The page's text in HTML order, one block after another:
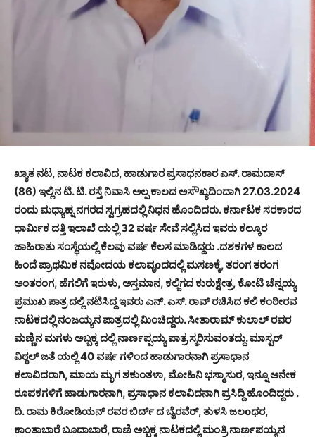
ಖ್ಯಾತ ನಟ, ನಾಟಕ ಕಲಾವಿದ, ಹಾಡುಗಾರ ಪ್ರಸಾಧನಕಾರ ಎಸ್. ರಾಮದಾಸ್
(86) ಇಲ್ಲಿನ ಟಿ. ಟಿ. ರಸ್ತೆ ನಿವಾಸಿ ಅಲ್ಪ ಕಾಲದ ಅಸೌಖ್ಯದಿಂದಾಗಿ 27.03.2024
ರಂದು ಮಧ್ಯಾಹ್ನ ನಗರದ ಸ್ವಗ್ರಹದಲ್ಲಿ ನಿಧನ ಹೊಂದಿದರು. ಕರ್ನಾಟಕ ಸರಕಾರದ
ಧಾರ್ಮಿಕ ದತ್ತಿ ಇಲಾಖೆ ಯಲ್ಲಿ 32 ವರ್ಷ ಸೇವೆ ಸಲ್ಲಿಸಿದ ಇವರು ಕಲ್ಕೂರ
ಜಾಹಿರಾತು ಸಂಸ್ಥೆಯಲ್ಲಿ ಕೆಲವು ವರ್ಷ ಕೆಲಸ ಮಾಡಿದ್ದರು .ದಶಕಗಳ ಕಾಲದ
ಹಿಂದೆ ಪ್ರಾಥಮಿಕ ನವೋದಯ ಕಲಾವೃoದದಲ್ಲಿ ಮಸಣಕ್ಕೆ, ತರಂಗ ತರಂಗ
ಅಂತರಂಗ, ಹೆಗಲಿಗೆ ಇರುಳು, ಅಸ್ತಮಾನ, ಕಲ್ಜಿಗದ ಕುರುಕ್ಷೇತ್ರ, ಕೋಟಿ ಚೆನ್ನಯ್ಯ
ಪ್ರಮುಖ ಪಾತ್ರ ದಲ್ಲಿ ನಟಿಸಿದ್ದ ಇವರು ಎನ್. ಎಸ್. ರಾವ್ ರಚಿಸಿದ ಕಲಿ ಕಂಠೀರವ
ನಾಟಕದಲ್ಲಿ ನಂಜಯ್ಯನ ಪಾತ್ರದಲ್ಲಿ ಮಿಂಚಿದ್ದರು. ಸೀತಾರಾಮ್ ಕುಲಾಲ್ ರವರ
ಮಣ್ಣಿನ ಮಗಳು ಅಬ್ಬಕ್ಕ ದಲ್ಲಿ ನಾರ್ಣಪ್ಪಯ್ಯ ಪಾತ್ರ ಸ್ಮರಿಸುವಂತದ್ದು. ಮಾಸ್ಟರ್
ವಿಠ್ಠಲ್ ಜತೆ ಯಲ್ಲಿ 40 ವರ್ಷ ಗಳಿಂದ ಹಾಡುಗಾರನಾಗಿ ಪ್ರಸಾಧಾನ
ಕಲಾವಿದರಾಗಿ, ಮಾಯ ಮೃಗ ಶಕುಂತಳಾ, ಮೋಹಿನಿ ಭಸ್ಮಾಸುರ, ಇನ್ನೂ ಅನೇಕ
ರೂಪಕಗಳಿಗೆ ಹಾಡುಗಾರನಾಗಿ, ಪ್ರಸಾಧಾನ ಕಲಾವಿದನಾಗಿ ಪ್ರಸಿದ್ದಿ ಹೊಂದಿದ್ದರು .
ದಿ. ರಾಮ ಕಿರೋಡಿಯನ್ ರವರ ಬಿರ್ದ್ ದ ಬೈರವೆರ್, ತುಳಸಿ ಜಲoಧರ,
ಕಾಂತಾಬಾರೆ ಬೂದಾಬಾರೆ, ರಾಣಿ ಅಬ್ಬಕ್ಕ ನಾಟಕದಲ್ಲಿ ಮಂತ್ರಿ ನಾರ್ಣಪಯ್ಯನ